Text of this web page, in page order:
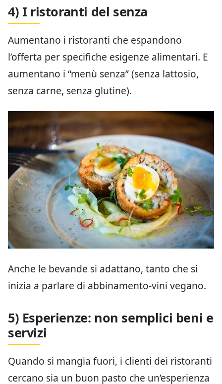
4) I ristoranti del senza
Aumentano i ristoranti che espandono
l’offerta per specifiche esigenze alimentari. E
aumentano i “menù senza” (senza lattosio,
senza carne, senza glutine).
Anche le bevande si adattano, tanto che si
inizia a parlare di abbinamento-vini vegano.
5) Esperienze: non semplici beni e
servizi
Quando si mangia fuori, i clienti dei ristoranti
cercano sia un buon pasto che un’esperienza